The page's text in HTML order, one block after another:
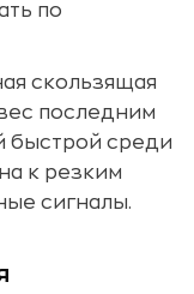
по
скользящая
последним
быстрой среди
к резким
сигналы.